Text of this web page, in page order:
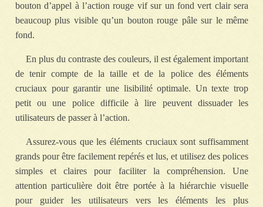
bouton d’appel à l’action rouge vif sur un fond vert clair sera
beaucoup plus visible qu’un bouton rouge pâle sur le même
fond.
En plus du contraste des couleurs, il est également important
de tenir compte de la taille et de la police des éléments
cruciaux pour garantir une lisibilité optimale. Un texte trop
petit ou une police difficile à lire peuvent dissuader les
utilisateurs de passer à l’action.
Assurez-vous que les éléments cruciaux sont suffisamment
grands pour être facilement repérés et lus, et utilisez des polices
simples et claires pour faciliter la compréhension. Une
attention particulière doit être portée à la hiérarchie visuelle
pour guider les utilisateurs vers les éléments les plus